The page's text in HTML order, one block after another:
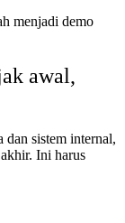
menjadi demo
awal,
dan sistem internal,
Ini harus